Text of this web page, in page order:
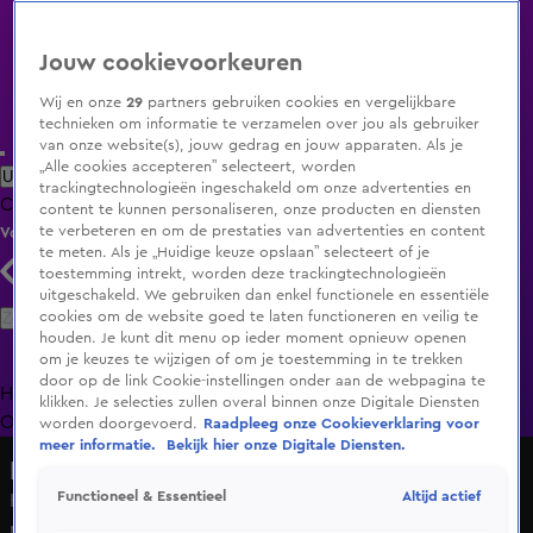
Uitzending Gemist Populaire programma's Zenders Genres
ClipsFilmsRadioSmart TV inlogShop
Volg KIJK
Zoeken
HomeUitzending Gemist Programma's De Bondgenoten
OranjezomerLivestreamsShop
Het kan wél: helft van sociale huurwoningen in Waalwijk
Jouw cookievoorkeuren
Wij en onze29 partners gebruiken cookies en vergelijkbare
technieken om informatie te verzamelen over jou als gebruiker
van onze website(s), jouw gedrag en jouw apparaten. Als je
„Alle cookies accepteren” selecteert, worden
trackingtechnologieën ingeschakeld om onze advertenties en
content te kunnen personaliseren, onze producten en diensten
te verbeteren en om de prestaties van advertenties en content
te meten. Als je „Huidige keuze opslaan” selecteert of je
toestemming intrekt, worden deze trackingtechnologieën
uitgeschakeld. We gebruiken dan enkel functionele en essentiële
cookies om de website goed te laten functioneren en veilig te
houden. Je kunt dit menu op ieder moment opnieuw openen
om je keuzes te wijzigen of om je toestemming in te trekken
door op de link Cookie-instellingen onder aan de webpagina te
klikken. Je selecties zullen overal binnen onze Digitale Diensten
worden doorgevoerd.
Raadpleeg onze Cookieverklaring voor
meer informatie.
Bekijk hier onze Digitale Diensten.
Functioneel & Essentieel Altijd actief